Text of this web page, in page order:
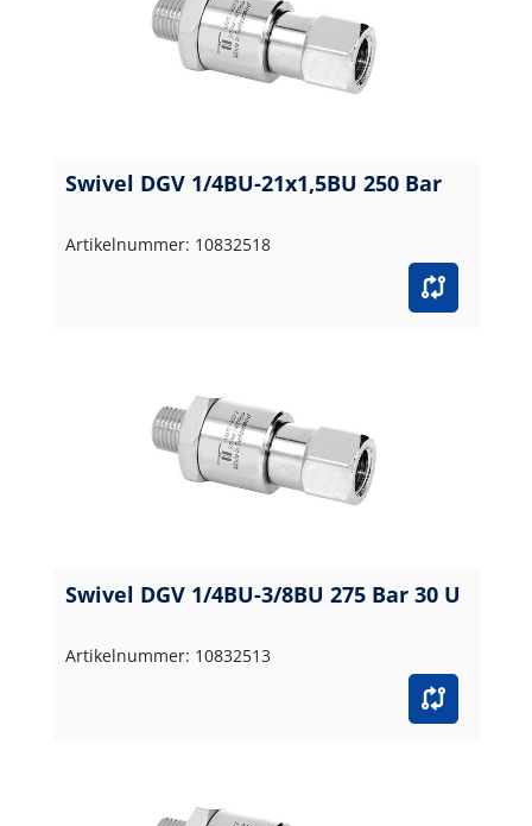
Swivel DGV 1/4BU-21x1,5BU 250 Bar
Artikelnummer: 10832518
Swivel DGV 1/4BU-3/8BU 275 Bar 30 U
Artikelnummer: 10832513